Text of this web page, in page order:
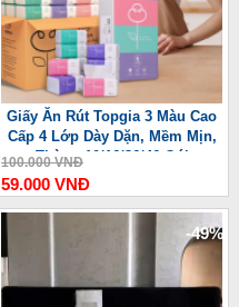
Giấy Ăn Rút Topgia 3 Màu Cao
Cấp 4 Lớp Dày Dặn, Mềm Mịn,
Thùng 10/16/36/46 Gói
100.000 VNĐ
59.000 VNĐ
-49%